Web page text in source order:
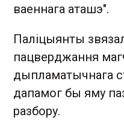
ваеннага аташэ".
Паліцыянты
пацверджання
дыпламатычнага
дапамог бы яму
разбору.